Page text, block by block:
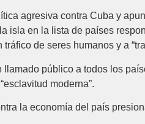
agresiva contra Cuba y
isla en la lista de países
de seres humanos y a
público a todos los
moderna”.
la economía del país